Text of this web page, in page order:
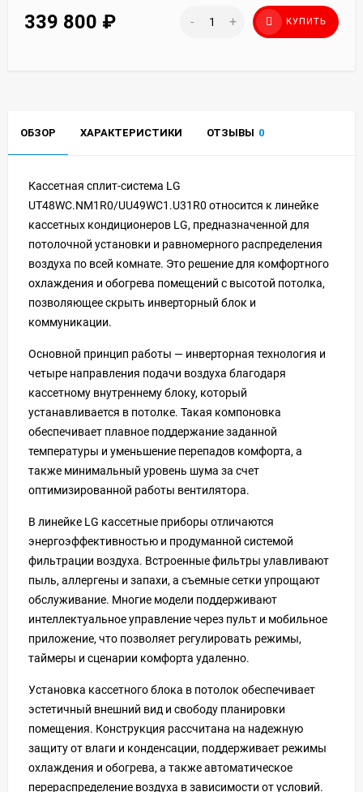
339 800 ₽ - + КУПИТЬ
ОБЗОР ХАРАКТЕРИСТИКИ ОТЗЫВЫ 0
Кассетная сплит-система LG
UT48WC.NM1R0/UU49WC1.U31R0 относится к линейке
кассетных кондиционеров LG, предназначенной для
потолочной установки и равномерного распределения
воздуха по всей комнате. Это решение для комфортного
охлаждения и обогрева помещений с высотой потолка,
позволяющее скрыть инверторный блок и
коммуникации.
Основной принцип работы — инверторная технология и
четыре направления подачи воздуха благодаря
кассетному внутреннему блоку, который
устанавливается в потолке. Такая компоновка
обеспечивает плавное поддержание заданной
температуры и уменьшение перепадов комфорта, а
также минимальный уровень шума за счет
оптимизированной работы вентилятора.
В линейке LG кассетные приборы отличаются
энергоэффективностью и продуманной системой
фильтрации воздуха. Встроенные фильтры улавливают
пыль, аллергены и запахи, а съемные сетки упрощают
обслуживание. Многие модели поддерживают
интеллектуальное управление через пульт и мобильное
приложение, что позволяет регулировать режимы,
таймеры и сценарии комфорта удаленно.
Установка кассетного блока в потолок обеспечивает
эстетичный внешний вид и свободу планировки
помещения. Конструкция рассчитана на надежную
защиту от влаги и конденсации, поддерживает режимы
охлаждения и обогрева, а также автоматическое
перераспределение воздуха в зависимости от условий.